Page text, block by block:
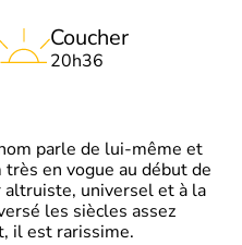
Coucher
20h36
parle de lui-même et
en vogue au début de
altruiste, universel et à la
les siècles assez
il est rarissime.